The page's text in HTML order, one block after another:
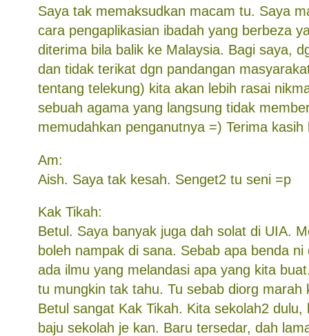
Saya tak memaksudkan macam tu. Saya
cara pengaplikasian ibadah yang berbeza
diterima bila balik ke Malaysia. Bagi saya,
dan tidak terikat dgn pandangan
tentang telekung) kita akan lebih rasai
sebuah agama yang langsung tidak
memudahkan penganutnya =) Terima
Am:
Aish. Saya tak kesah. Senget2 tu seni =p
Kak Tikah:
Betul. Saya banyak juga dah solat di UIA.
boleh nampak di sana. Sebab apa benda
ada ilmu yang melandasi apa yang kita
tu mungkin tak tahu. Tu sebab diorg marah
Betul sangat Kak Tikah. Kita sekolah2 dulu,
baju sekolah je kan. Baru tersedar, dah